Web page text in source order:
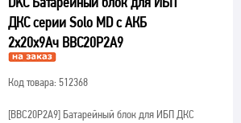
ДКС серии Solo MD с АКБ
2х20х9Ач BBC20P2A9
Код товара: 512368
[BBC20P2A9]Батарейный блок для ИБП ДКС